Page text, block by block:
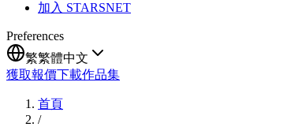
加入 STARSNET
Preferences
繁繁體中文
獲取報價下載作品集
首頁
/